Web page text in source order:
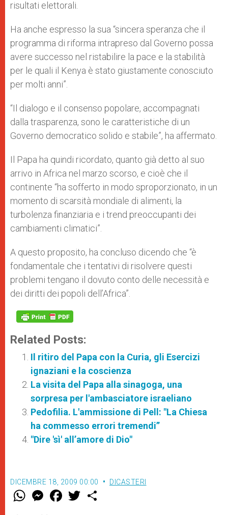
risultati elettorali.
Ha anche espresso la sua “sincera speranza che il
programma di riforma intrapreso dal Governo possa
avere successo nel ristabilire la pace e la stabilità
per le quali il Kenya è stato giustamente conosciuto
per molti anni”.
“Il dialogo e il consenso popolare, accompagnati
dalla trasparenza, sono le caratteristiche di un
Governo democratico solido e stabile”, ha affermato.
Il Papa ha quindi ricordato, quanto già detto al suo
arrivo in Africa nel marzo scorso, e cioè che il
continente “ha sofferto in modo sproporzionato, in un
momento di scarsità mondiale di alimenti, la
turbolenza finanziaria e i trend preoccupanti dei
cambiamenti climatici”.
A questo proposito, ha concluso dicendo che “è
fondamentale che i tentativi di risolvere questi
problemi tengano il dovuto conto delle necessità e
dei diritti dei popoli dell’Africa”.
Related Posts:
Il ritiro del Papa con la Curia, gli Esercizi
ignaziani e la coscienza
La visita del Papa alla sinagoga, una
sorpresa per l'ambasciatore israeliano
Pedofilia. L'ammissione di Pell: "La Chiesa
ha commesso errori tremendi”
"Dire 'sì' all’amore di Dio"
DICEMBRE 18, 2009 00:00 DICASTERI
W M
e
F
a w